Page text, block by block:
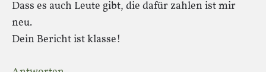
Dass es auch Leute gibt, die dafür zahlen ist mir
neu.
Dein Bericht ist klasse!